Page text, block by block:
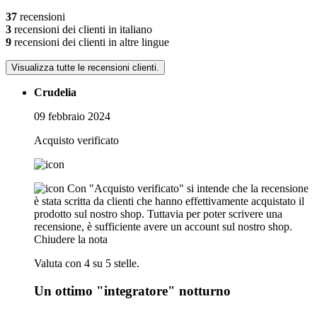
37 recensioni
3 recensioni dei clienti in italiano
9 recensioni dei clienti in altre lingue
Visualizza tutte le recensioni clienti.
Crudelia
09 febbraio 2024
Acquisto verificato
Con "Acquisto verificato" si intende che la recensione
è stata scritta da clienti che hanno effettivamente acquistato il
prodotto sul nostro shop. Tuttavia per poter scrivere una
recensione, è sufficiente avere un account sul nostro shop.
Chiudere la nota
Valuta con 4 su 5 stelle.
Un ottimo "integratore" notturno